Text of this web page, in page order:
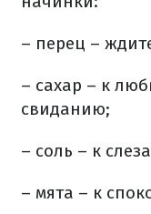
– перец –
– сахар – к
свиданию;
– соль – к
– мята – к